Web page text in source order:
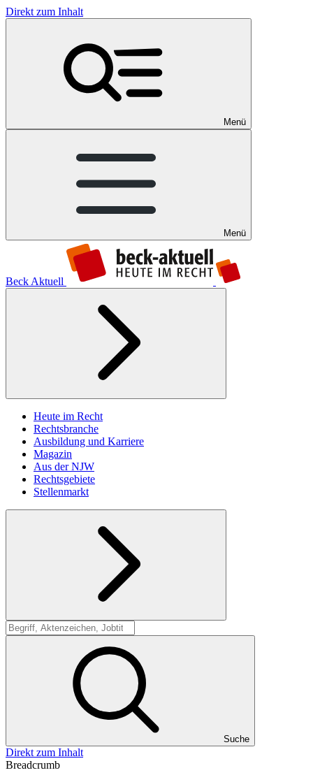
Direkt zum Inhalt
Menü
Menü
Beck Aktuell
Heute im Recht
Rechtsbranche
Ausbildung und Karriere
Magazin
Aus der NJW
Rechtsgebiete
Stellenmarkt
Suche
Suche
Direkt zum Inhalt
Breadcrumb